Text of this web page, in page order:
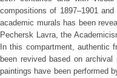
compositions of 1897–1901
academic murals has been
Pechersk Lavra, the
In this compartment, authentic
been revived based on
paintings have been performed